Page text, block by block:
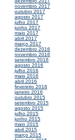
novembro 2017
outubro 2017
agosto 2017
julho 2017
junho 2017
maio 2017
abril 2017
março 2017
dezembro 2016
novembro 2016
setembro 2016
agosto 2016
julho 2016
maio 2016
abril 2016
fevereiro 2016
janeiro 2016
outubro 2015
setembro 2015
agosto 2015
julho 2015
junho 2015
maio 2015
abril 2015
março 2015